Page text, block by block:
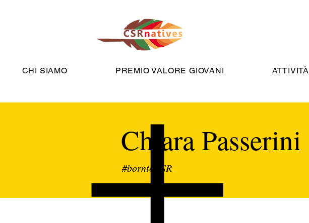
CHI SIAMO PREMIO VALORE GIOVANI ATTIVITÀ
Chiara Passerini
#borntoCSR